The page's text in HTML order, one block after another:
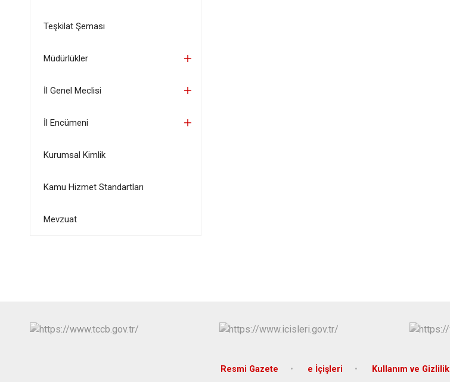
Teşkilat Şeması
Müdürlükler
İl Genel Meclisi
İl Encümeni
Kurumsal Kimlik
Kamu Hizmet Standartları
Mevzuat
Resmi Gazete e İçişleri Kullanım ve Gizlilik